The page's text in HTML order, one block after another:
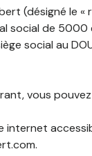
(désigné le
social de 5000
social au
vous